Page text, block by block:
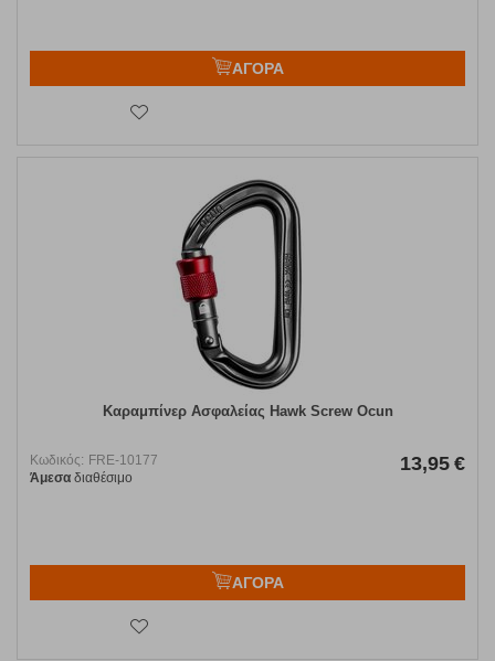
ΑΓΟΡΑ
Καραμπίνερ Ασφαλείας Hawk Screw Ocun
Κωδικός: FRE-10177
Άμεσα διαθέσιμο
13,95 €
ΑΓΟΡΑ